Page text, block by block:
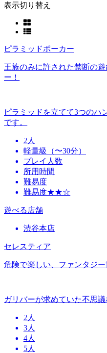
表示切り替え
ピラミッドポーカー
王族のみに許された禁断の
ー！
ピラミッドを立てて3つのハ
です。
2人
軽量級（〜30分）
プレイ人数
所用時間
難易度
難易度★★☆
遊べる店舗
渋谷本店
セレスティア
危険で楽しい、ファンタジ
ガリバーが求めていた不思議
2人
3人
4人
5人